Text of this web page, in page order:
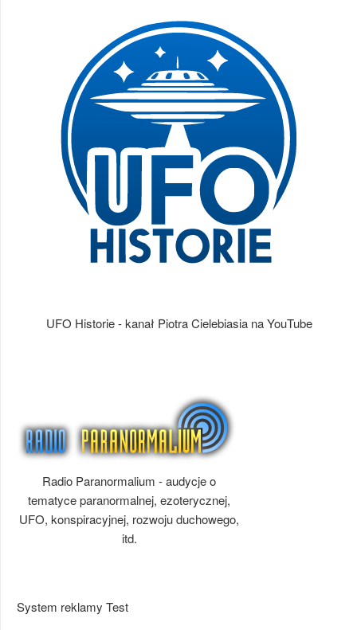
UFO Historie - kanał Piotra Cielebiasia na YouTube
Radio Paranormalium - audycje o
tematyce paranormalnej, ezoterycznej,
UFO, konspiracyjnej, rozwoju duchowego,
itd.
System reklamy Test